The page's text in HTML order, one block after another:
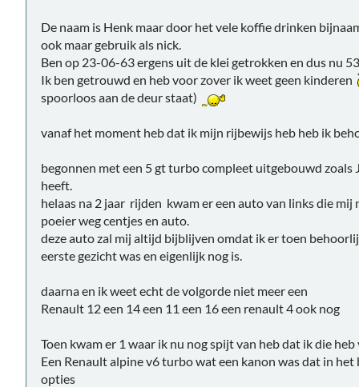
De naam is Henk maar door het vele koffie drinken
ook maar gebruik als nick.
Ben op 23-06-63 ergens uit de klei getrokken en dus nu
Ik ben getrouwd en heb voor zover ik weet geen kinderen
spoorloos aan de deur staat)
vanaf het moment heb dat ik mijn rijbewijs heb heb ik
begonnen met een 5 gt turbo compleet uitgebouwd zoals
heeft.
helaas na 2 jaar rijden kwam er een auto van links die mij
poeier weg centjes en auto.
deze auto zal mij altijd bijblijven omdat ik er toen
eerste gezicht was en eigenlijk nog is.
daarna en ik weet echt de volgorde niet meer een
Renault 12 een 14 een 11 een 16 een renault 4 ook nog
Toen kwam er 1 waar ik nu nog spijt van heb dat ik die
Een Renault alpine v6 turbo wat een kanon was dat in
opties